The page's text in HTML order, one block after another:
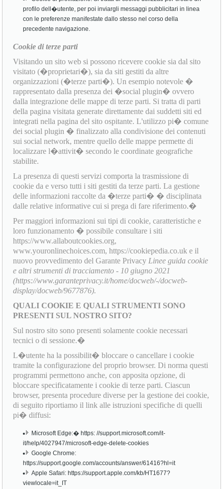
profilo dell�utente, per poi inviargli messaggi pubblicitari in linea
con le preferenze manifestate dallo stesso nel corso della
precedente navigazione.
Cookie di terze parti
Visitando un sito web si possono ricevere cookie sia dal sito
visitato (�proprietari�), sia da siti gestiti da altre
organizzazioni (�terze parti�). Un esempio notevole �
rappresentato dalla presenza dei �social plugin� ovvero
dalla integrazione delle mappe di terze parti. Si tratta di parti
della pagina visitata generate direttamente dai suddetti siti ed
integrati nella pagina del sito ospitante. L'utilizzo pi� comune
dei social plugin � finalizzato alla condivisione dei contenuti
sui social network, mentre quello delle mappe permette di
localizzare l�attivit� secondo le coordinate geografiche
stabilite.
La presenza di questi servizi comporta la trasmissione di
cookie da e verso tutti i siti gestiti da terze parti. La gestione
delle informazioni raccolte da �terze parti� � disciplinata
dalle relative informative cui si prega di fare riferimento.�
Per maggiori informazioni sui tipi di cookie, caratteristiche e
loro funzionamento � possibile consultare i siti
https://www.allaboutcookies.org,
www.youronlinechoices.com, https://cookiepedia.co.uk e il
nuovo provvedimento del Garante Privacy Linee guida cookie
e altri strumenti di tracciamento - 10 giugno 2021
(https://www.garanteprivacy.it/home/docweb/-/docweb-
display/docweb/9677876).
QUALI COOKIE E QUALI STRUMENTI SONO
PRESENTI SUL NOSTRO SITO?
Sul nostro sito sono presenti solamente cookie necessari
tecnici o di sessione.�
L�utente ha la possibilit� bloccare o cancellare i cookie
tramite la configurazione del proprio browser. Di norma questi
programmi permettono anche, con apposita opzione, di
bloccare specificatamente i cookie di terze parti. Ciascun
browser, presenta procedure diverse per la gestione dei cookie,
di seguito riportiamo il link alle istruzioni specifiche di quelli
pi� diffusi:
Microsoft Edge:� https: //support.microsoft.com/it-
it/help/4027947/microsoft-edge-delete-cookies
Google Chrome:
https://support.google.com/accounts/answer/61416?hl=it
Apple Safari: https://support.apple.com/kb/HT1677?
viewlocale=it_IT